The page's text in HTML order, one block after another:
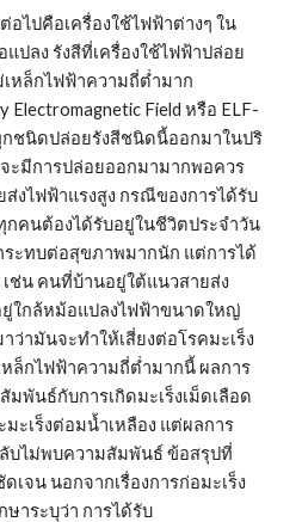
ไปคือเครื่องใช้ไฟฟ้าต่างๆ ใน
ปลง รังสีที่เครื่องใช้ไฟฟ้าปล่อย
หล็กไฟฟ้าความถี่ต่ำมาก
Electromagnetic Field หรือ ELF-
กชนิดปล่อยรังสีชนิดนี้ออกมาในปริ
ะมีการปล่อยออกมามากพอควร
งไฟฟ้าแรงสูง กรณีของการได้รับ
คนต้องได้รับอยู่ในชีวิตประจำวัน
ระทบต่อสุขภาพมากนัก แต่การได้
ช่น คนที่บ้านอยู่ใต้แนวสายส่ง
ใกล้หม้อแปลงไฟฟ้าขนาดใหญ่
ว่ามันจะทำให้เสี่ยงต่อโรคมะเร็ง
ล็กไฟฟ้าความถี่ต่ำมากนี้ ผลการ
พันธ์กับการเกิดมะเร็งเม็ดเลือด
มะเร็งต่อมน้ำเหลือง แต่ผลการ
บไม่พบความสัมพันธ์ ข้อสรุปที่
จน นอกจากเรื่องการก่อมะเร็ง
ษาระบุว่า การได้รับ